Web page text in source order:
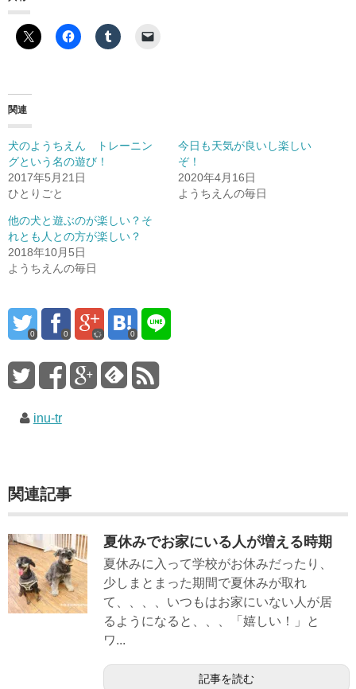
関連
犬のようちえん トレーニン
グという名の遊び！
2017年5月21日
ひとりごと
今日も天気が良いし楽しい
ぞ！
2020年4月16日
ようちえんの毎日
他の犬と遊ぶのが楽しい？そ
れとも人との方が楽しい？
2018年10月5日
ようちえんの毎日
0 0 0
inu-tr
関連記事
夏休みでお家にいる人が増える時期
夏休みに入って学校がお休みだったり、
少しまとまった期間で夏休みが取れ
て、、、、いつもはお家にいない人が居
るようになると、、、「嬉しい！」と
ワ...
記事を読む